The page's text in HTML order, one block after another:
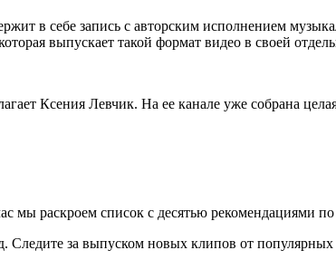
в себе запись с авторским исполнением
выпускает такой формат видео в своей
Ксения Левчик. На ее канале уже собрана
мы раскроем список с десятью рекомендациями
Следите за выпуском новых клипов от